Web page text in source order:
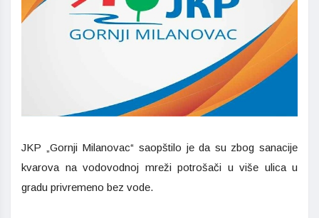
JKP „Gornji Milanovac“ saopštilo je da su zbog sanacije
kvarova na vodovodnoj mreži potrošači u više ulica u
gradu privremeno bez vode.